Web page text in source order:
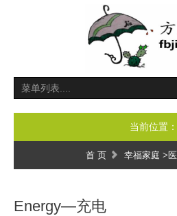
当前位置：
首 页 幸福家庭 >医
Energy—充电